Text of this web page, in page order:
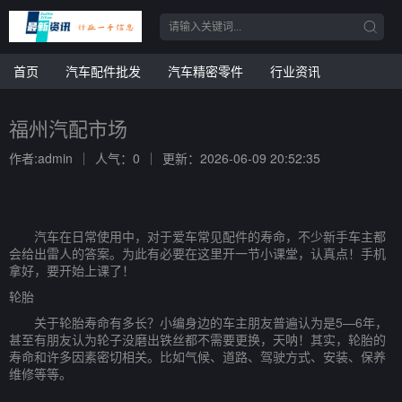
首页 汽车配件批发 汽车精密零件 行业资讯
福州汽配市场
作者:admin 人气：0 更新：2026-06-09 20:52:35
汽车在日常使用中，对于爱车常见配件的寿命，不少新手车主都
会给出雷人的答案。为此有必要在这里开一节小课堂，认真点！手机
拿好，要开始上课了！
轮胎
关于轮胎寿命有多长？小编身边的车主朋友普遍认为是5—6年，
甚至有朋友认为轮子没磨出铁丝都不需要更换，天呐！其实，轮胎的
寿命和许多因素密切相关。比如气候、道路、驾驶方式、安装、保养
维修等等。